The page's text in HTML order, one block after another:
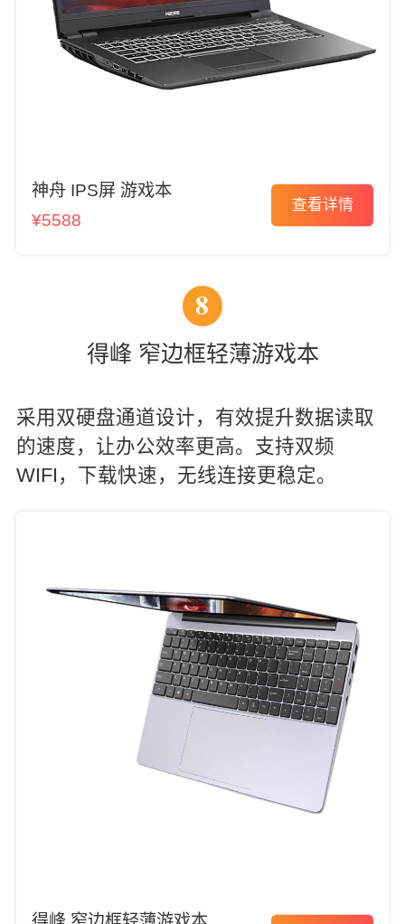
神舟 IPS屏 游戏本
¥5588
查看详情
8
得峰 窄边框轻薄游戏本
采用双硬盘通道设计，有效提升数据读取
的速度，让办公效率更高。支持双频
WIFI，下载快速，无线连接更稳定。